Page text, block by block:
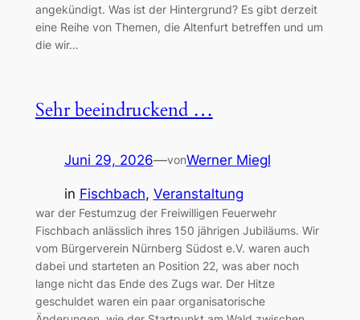
angekündigt. Was ist der Hintergrund? Es gibt derzeit
eine Reihe von Themen, die Altenfurt betreffen und um
die wir…
Sehr beeindruckend …
Juni 29, 2026—vonWerner Miegl
in Fischbach, Veranstaltung
war der Festumzug der Freiwilligen Feuerwehr
Fischbach anlässlich ihres 150 jährigen Jubiläums. Wir
vom Bürgerverein Nürnberg Südost e.V. waren auch
dabei und starteten an Position 22, was aber noch
lange nicht das Ende des Zugs war. Der Hitze
geschuldet waren ein paar organisatorische